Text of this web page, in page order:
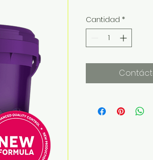
Cantidad *